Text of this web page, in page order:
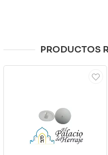
PRODUCTOS